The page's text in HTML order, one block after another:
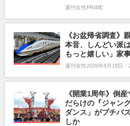
週刊女性PRIME
《お盆帰省調査》
本音、しんどい派
もっと嬉しい」家
週刊女性2026年8月18日・
《開業1周年》倒
だらけの『ジャン
ダンス」がプチバ
しか